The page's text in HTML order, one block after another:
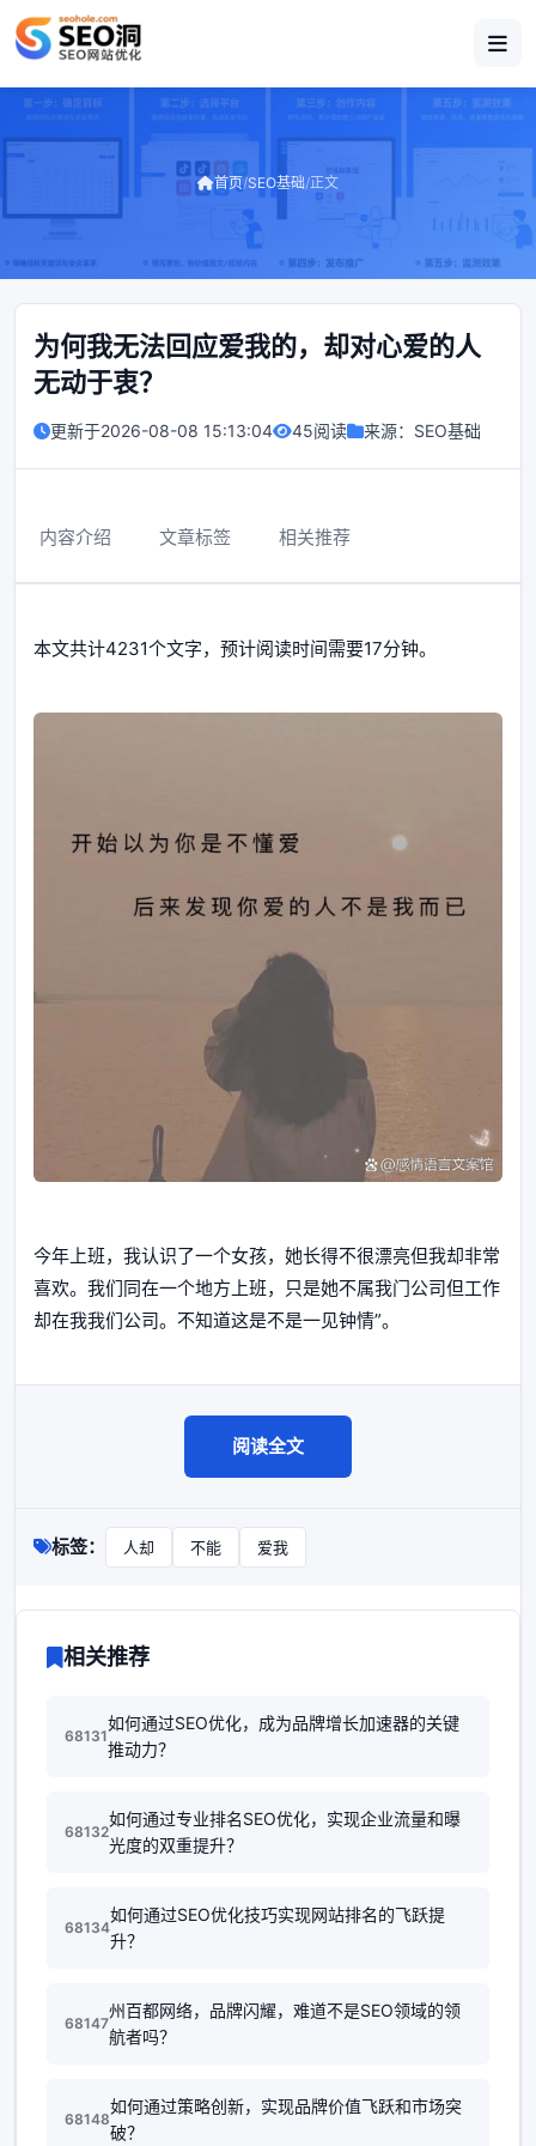
首页/SEO基础/正文
为何我无法回应爱我的，却对心爱的人
无动于衷？
更新于2026-08-08 15:13:04 45阅读 来源： SEO基础
内容介绍 文章标签 相关推荐
本文共计4231个文字，预计阅读时间需要17分钟。
今年上班，我认识了一个女孩，她长得不很漂亮但我却非常
喜欢。我们同在一个地方上班，只是她不属我门公司但工作
却在我我们公司。不知道这是不是一见钟情”。
阅读全文
标签： 人却 不能 爱我
相关推荐
68131
如何通过SEO优化，成为品牌增长加速器的关键
推动力？
68132
如何通过专业排名SEO优化，实现企业流量和曝
光度的双重提升？
68134
如何通过SEO优化技巧实现网站排名的飞跃提
升？
68147
州百都网络，品牌闪耀，难道不是SEO领域的领
航者吗？
68148
如何通过策略创新，实现品牌价值飞跃和市场突
破？